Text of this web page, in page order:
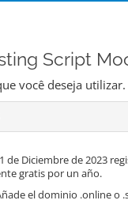
Script
você deseja utilizar.
de Diciembre de 2023
gratis por un año.
el dominio .online o